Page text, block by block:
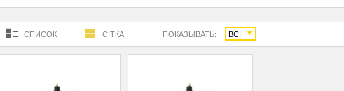
СПИСОК СІТКА ПОКАЗЫВАТЬ: ВСІ